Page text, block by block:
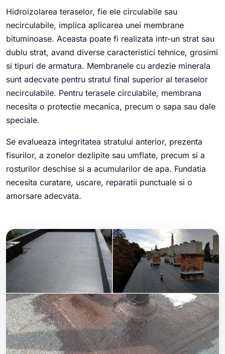
Hidroizolarea teraselor, fie ele circulabile sau
necirculabile, implica aplicarea unei membrane
bituminoase. Aceasta poate fi realizata intr-un strat sau
dublu strat, avand diverse caracteristici tehnice, grosimi
si tipuri de armatura. Membranele cu ardezie minerala
sunt adecvate pentru stratul final superior al teraselor
necirculabile. Pentru terasele circulabile, membrana
necesita o protectie mecanica, precum o sapa sau dale
speciale.
Se evalueaza integritatea stratului anterior, prezenta
fisurilor, a zonelor dezlipite sau umflate, precum si a
rosturilor deschise si a acumularilor de apa. Fundatia
necesita curatare, uscare, reparatii punctuale si o
amorsare adecvata.